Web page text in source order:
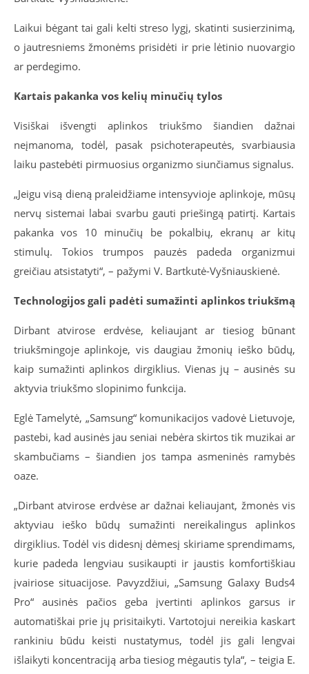
Laikui bėgant tai gali kelti streso lygį, skatinti susierzinimą,
o jautresniems žmonėms prisidėti ir prie lėtinio nuovargio
ar perdegimo.
Kartais pakanka vos kelių minučių tylos
Visiškai išvengti aplinkos triukšmo šiandien dažnai
neįmanoma, todėl, pasak psichoterapeutės, svarbiausia
laiku pastebėti pirmuosius organizmo siunčiamus signalus.
„Jeigu visą dieną praleidžiame intensyvioje aplinkoje, mūsų
nervų sistemai labai svarbu gauti priešingą patirtį. Kartais
pakanka vos 10 minučių be pokalbių, ekranų ar kitų
stimulų. Tokios trumpos pauzės padeda organizmui
greičiau atsistatyti“, – pažymi V. Bartkutė-Vyšniauskienė.
Technologijos gali padėti sumažinti aplinkos triukšmą
Dirbant atvirose erdvėse, keliaujant ar tiesiog būnant
triukšmingoje aplinkoje, vis daugiau žmonių ieško būdų,
kaip sumažinti aplinkos dirgiklius. Vienas jų – ausinės su
aktyvia triukšmo slopinimo funkcija.
Eglė Tamelytė, „Samsung“ komunikacijos vadovė Lietuvoje,
pastebi, kad ausinės jau seniai nebėra skirtos tik muzikai ar
skambučiams – šiandien jos tampa asmeninės ramybės
oaze.
„Dirbant atvirose erdvėse ar dažnai keliaujant, žmonės vis
aktyviau ieško būdų sumažinti nereikalingus aplinkos
dirgiklius. Todėl vis didesnį dėmesį skiriame sprendimams,
kurie padeda lengviau susikaupti ir jaustis komfortiškiau
įvairiose situacijose. Pavyzdžiui, „Samsung Galaxy Buds4
Pro“ ausinės pačios geba įvertinti aplinkos garsus ir
automatiškai prie jų prisitaikyti. Vartotojui nereikia kaskart
rankiniu būdu keisti nustatymus, todėl jis gali lengvai
išlaikyti koncentraciją arba tiesiog mėgautis tyla“, – teigia E.